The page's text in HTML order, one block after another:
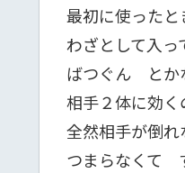
最初に使ったと
わざとして入っ
ばつぐん とか
相手２体に効
全然相手が倒れ
つまらなくて